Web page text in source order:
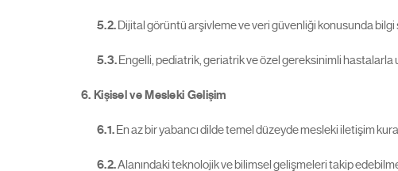
5.2.Dijital görüntü arşivleme ve veri güvenliği konusunda bilgi
5.3.Engelli, pediatrik, geriatrik ve özel gereksinimli hastalarla
6. Kişisel ve Mesleki Gelişim
6.1.En az bir yabancı dilde temel düzeyde mesleki iletişim
6.2.Alanındaki teknolojik ve bilimsel gelişmeleri takip